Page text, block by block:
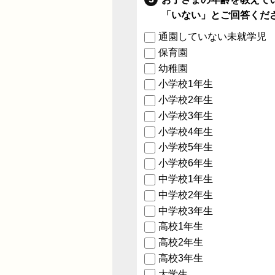
「いない」とご回答くだ
通園していない未就学児
保育園
幼稚園
小学校1年生
小学校2年生
小学校3年生
小学校4年生
小学校5年生
小学校6年生
中学校1年生
中学校2年生
中学校3年生
高校1年生
高校2年生
高校3年生